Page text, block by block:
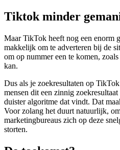
Tiktok minder
Maar TikTok heeft nog een enorm
makkelijk om te adverteren bij de
om op nummer een te komen,
kan.
Dus als je zoekresultaten op
mensen dit een zinnig
duister algoritme dat vindt. Dat
Voor zolang het duurt natuurlijk,
marketingbureaus zich op deze
storten.